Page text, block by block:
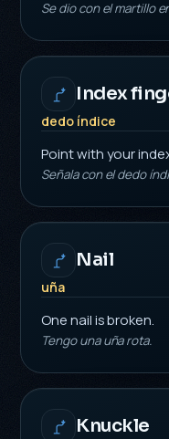
Se dio con el martillo
Index
dedo índice
Point with your
Señala con el dedo
Nail
uña
One nail is broken.
Tengo una uña rota.
Knuckle